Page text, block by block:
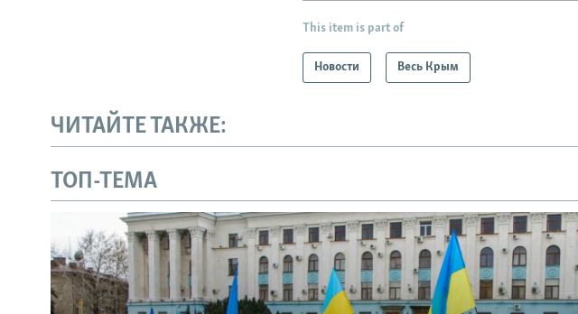
This item is part of
Новости Весь Крым
ЧИТАЙТЕ ТАКЖЕ:
ТОП-ТЕМА